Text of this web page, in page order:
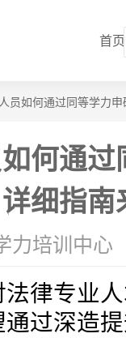
首页
员如何通过同等学力
何通
细指南
力培训中心
法律专业
过深造